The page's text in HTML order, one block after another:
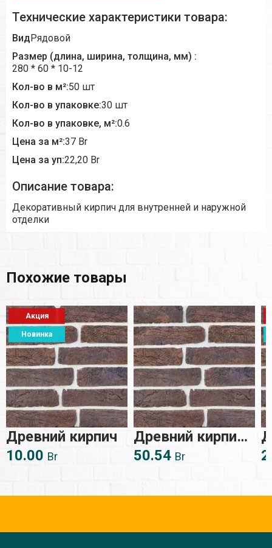
Технические характеристики товара:
ВидРядовой
Размер (длина, ширина, толщина, мм) :
280 * 60 * 10-12
Кол-во в м²:50 шт
Кол-во в упаковке:30 шт
Кол-во в упаковке, м²:0.6
Цена за м²:37 Br
Цена за уп:22,20 Br
Описание товара:
Декоративный кирпич для внутренней и наружной
отделки
Похожие товары
Акция
Новинка
Древний кирпич
10.00 Br
Древний кирпич
тест
50.54 Br